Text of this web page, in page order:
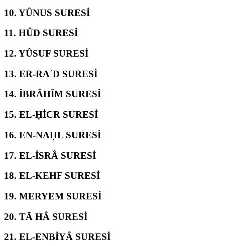
10. YÛNUS SURESİ
11. HÛD SURESİ
12. YÛSUF SURESİ
13. ER-RAʿD SURESİ
14. İBRÂHÎM SURESİ
15. EL-ḤİCR SURESİ
16. EN-NAḤL SURESİ
17. EL-İSRÂ SURESİ
18. EL-KEHF SURESİ
19. MERYEM SURESİ
20. TĀ HÂ SURESİ
21. EL-ENBİYÂ SURESİ